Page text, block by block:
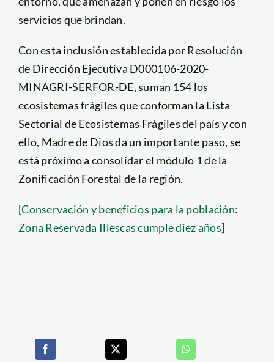
servicios que brindan.
Con esta inclusión establecida por Resolución
de Dirección Ejecutiva D000106-2020-
MINAGRI-SERFOR-DE, suman 154 los
ecosistemas frágiles que conforman la Lista
Sectorial de Ecosistemas Frágiles del país y con
ello, Madre de Dios da un importante paso, se
está próximo a consolidar el módulo 1 de la
Zonificación Forestal de la región.
[Conservación y beneficios para la población:
Zona Reservada Illescas cumple diez años]